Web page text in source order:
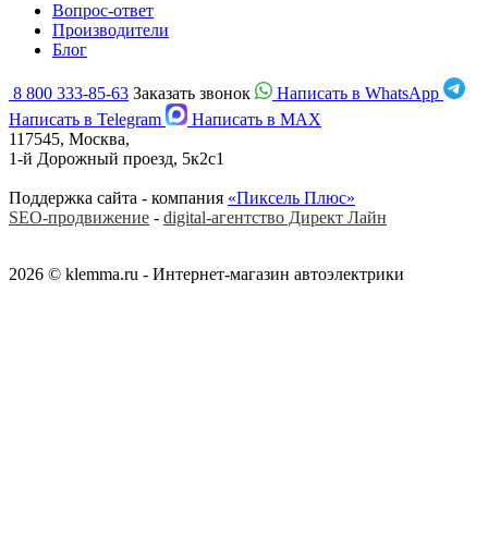
Вопрос-ответ
Производители
Блог
8 800 333-85-63 Заказать звонок
Написать в WhatsApp
Написать в Telegram
Написать в MAX
117545, Москва,
1-й Дорожный проезд, 5к2с1
Поддержка сайта - компания «Пиксель Плюс»
SEO-продвижение - digital-агентство Директ Лайн
2026 © klemma.ru - Интернет-магазин автоэлектрики